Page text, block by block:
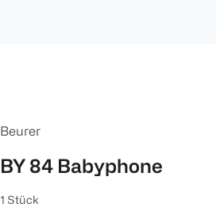
Beurer
BY 84 Babyphone
1 Stück